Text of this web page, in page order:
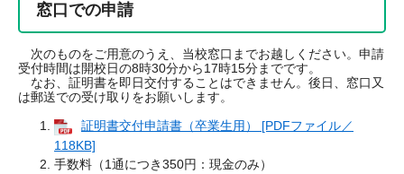
窓口での申請
次のものをご用意のうえ、当校窓口までお越しください。申請
受付時間は開校日の8時30分から17時15分までです。
なお、証明書を即日交付することはできません。後日、窓口又
は郵送での受け取りをお願いします。
証明書交付申請書（卒業生用） [PDFファイル／
118KB]
手数料（1通につき350円：現金のみ）